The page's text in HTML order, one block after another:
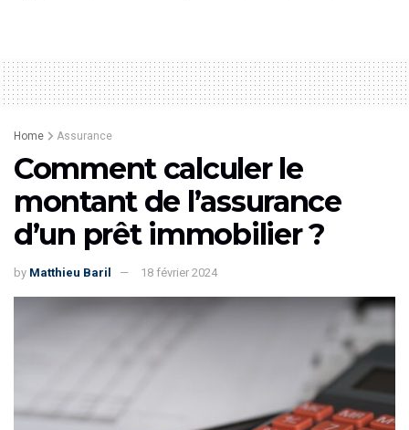
Home Assurance
Comment calculer le
montant de l’assurance
d’un prêt immobilier ?
by Matthieu Baril 18 février 2024